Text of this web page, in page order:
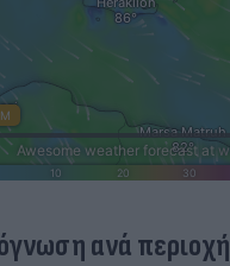
ανά περιοχή